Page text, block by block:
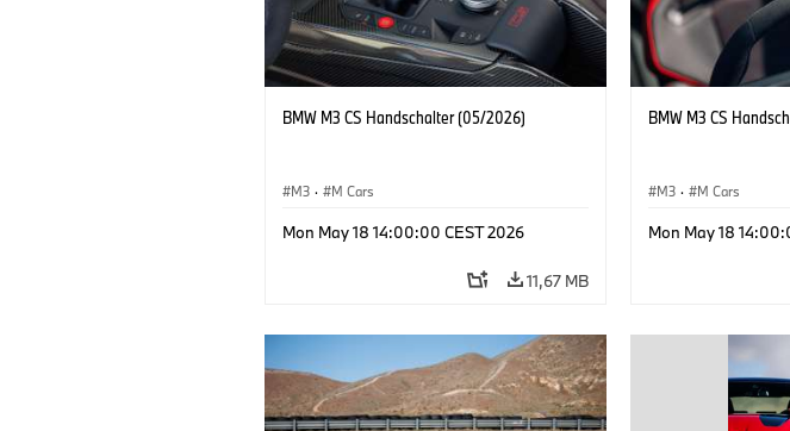
BMW M3 CS Handschalter (05/2026)
M3 · M Cars
Mon May 18 14:00:00 CEST 2026
11,67 MB
BMW M3 CS
M3 · M Cars
Mon May 18